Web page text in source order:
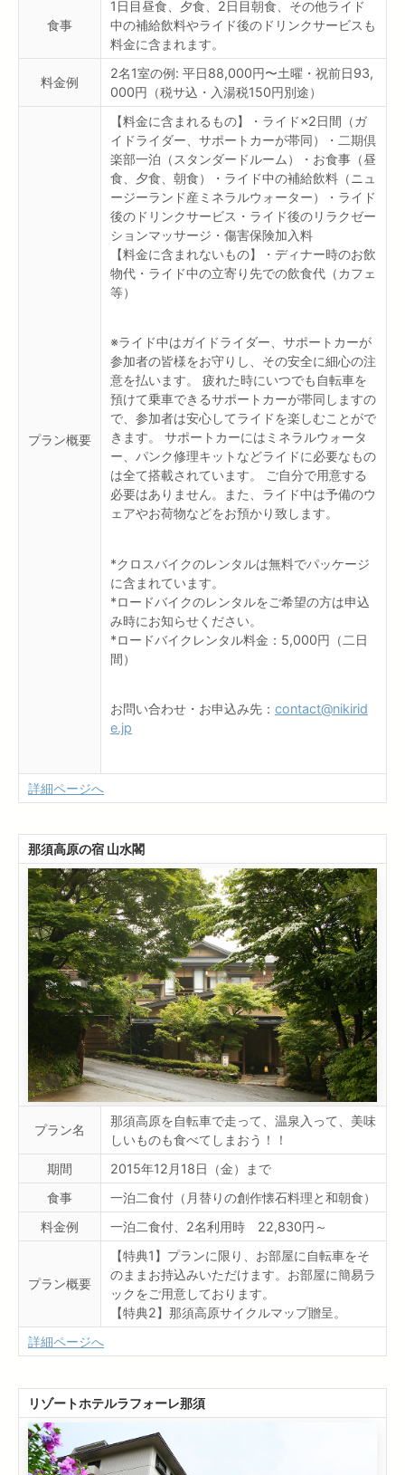
食事
1日目昼食、夕食、2日目朝食、その他ライド
中の補給飲料やライド後のドリンクサービスも
料金に含まれます。
料金例
2名1室の例: 平日88,000円〜土曜・祝前日93,
000円（税サ込・入湯税150円別途）
プラン概要
【料金に含まれるもの】・ライド×2日間（ガ
イドライダー、サポートカーが帯同）・二期倶
楽部一泊（スタンダードルーム）・お食事（昼
食、夕食、朝食）・ライド中の補給飲料（ニュ
ージーランド産ミネラルウォーター）・ライド
後のドリンクサービス・ライド後のリラクゼー
ションマッサージ・傷害保険加入料
【料金に含まれないもの】・ディナー時のお飲
物代・ライド中の立寄り先での飲食代（カフェ
等）
※ライド中はガイドライダー、サポートカーが
参加者の皆様をお守りし、その安全に細心の注
意を払います。 疲れた時にいつでも自転車を
預けて乗車できるサポートカーが帯同しますの
で、参加者は安心してライドを楽しむことがで
きます。 サポートカーにはミネラルウォータ
ー、パンク修理キットなどライドに必要なもの
は全て搭載されています。 ご自分で用意する
必要はありません。また、ライド中は予備のウ
ェアやお荷物などをお預かり致します。
*クロスバイクのレンタルは無料でパッケージ
に含まれています。
*ロードバイクのレンタルをご希望の方は申込
み時にお知らせください。
*ロードバイクレンタル料金：5,000円（二日
間）
お問い合わせ・お申込み先： contact@nikirid
e.jp
詳細ページへ
那須高原の宿 山水閣
プラン名
那須高原を自転車で走って、温泉入って、美味
しいものも食べてしまおう！！
期間
2015年12月18日（金）まで
食事
一泊二食付（月替りの創作懐石料理と和朝食）
料金例
一泊二食付、2名利用時 22,830円～
プラン概要
【特典1】プランに限り、お部屋に自転車をそ
のままお持込みいただけます。お部屋に簡易ラ
ックをご用意しております。
【特典2】那須高原サイクルマップ贈呈。
詳細ページへ
リゾートホテルラフォーレ那須